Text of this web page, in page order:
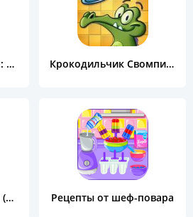
Операция «Снайпер»: Топ 3D шутер Крокодильчик Свомпи Free
Раскраска по числам (Color by Number) Рецепты от шеф-повара